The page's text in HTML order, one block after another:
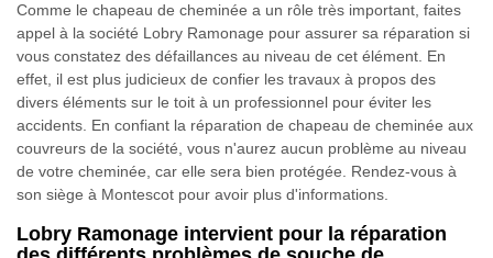
Comme le chapeau de cheminée a un rôle très important, faites
appel à la société Lobry Ramonage pour assurer sa réparation si
vous constatez des défaillances au niveau de cet élément. En
effet, il est plus judicieux de confier les travaux à propos des
divers éléments sur le toit à un professionnel pour éviter les
accidents. En confiant la réparation de chapeau de cheminée aux
couvreurs de la société, vous n'aurez aucun problème au niveau
de votre cheminée, car elle sera bien protégée. Rendez-vous à
son siège à Montescot pour avoir plus d'informations.
Lobry Ramonage intervient pour la réparation